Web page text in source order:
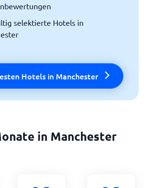
selektierte Hotels in
Hotels in Manchester
in Manchester